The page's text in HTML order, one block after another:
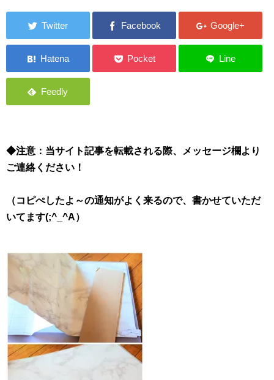
◆注意：当サイト記事を転載される際、メッセージ欄より
ご連絡ください！
（コピぺしたよ～の通知がよく来るので、書かせていただ
いてます(;^_^A）